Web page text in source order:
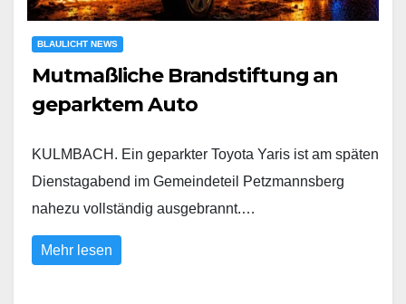
BLAULICHT NEWS
Mutmaßliche Brandstiftung an
geparktem Auto
KULMBACH. Ein geparkter Toyota Yaris ist am späten
Dienstagabend im Gemeindeteil Petzmannsberg
nahezu vollständig ausgebrannt.…
Mehr lesen